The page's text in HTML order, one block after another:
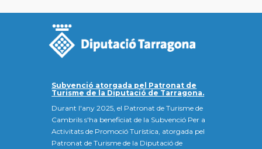
Subvenció atorgada pel Patronat de
Turisme de la Diputació de Tarragona.
Durant l'any 2025, el Patronat de Turisme de
Cambrils s'ha beneficiat de la Subvenció Per a
Activitats de Promoció Turística, atorgada pel
Patronat de Turisme de la Diputació de